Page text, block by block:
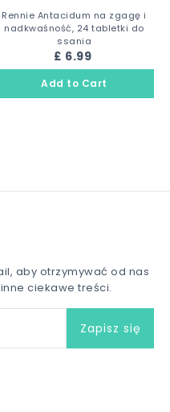
Rennie Antacidum na zgagę i
nadkwaśność, 24 tabletki do
ssania
£ 6.99
aby otrzymywać od nas
ciekawe treści.